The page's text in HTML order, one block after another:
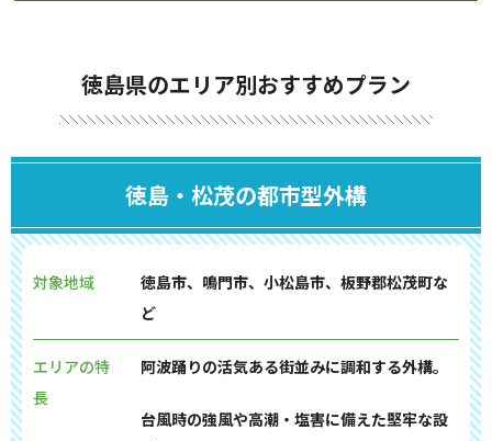
徳島県のエリア別おすすめプラン
徳島・松茂の都市型外構
対象地域
徳島市、鳴門市、小松島市、板野郡松茂町な
ど
エリアの特
長
阿波踊りの活気ある街並みに調和する外構。
台風時の強風や高潮・塩害に備えた堅牢な設